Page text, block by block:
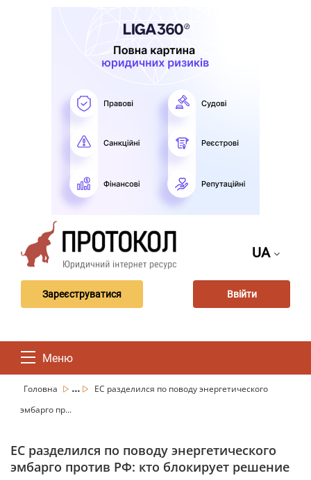
UA
Зареєструватися Ввійти
Меню
Головна ...
ЕС разделился по поводу энергетического
эмбарго пр...
ЕС разделился по поводу энергетического
эмбарго против РФ: кто блокирует решение